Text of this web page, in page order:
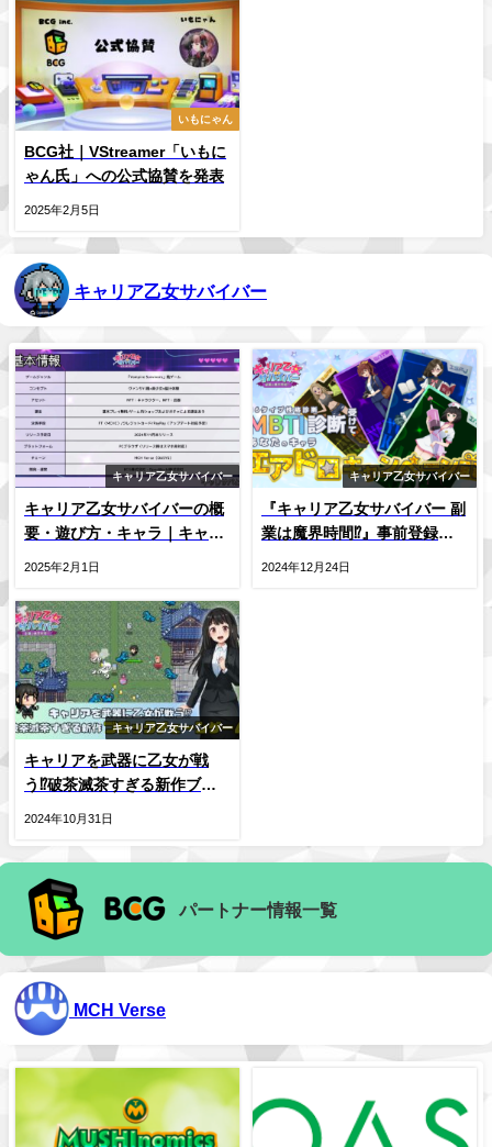
いもにゃん
BCG社｜VStreamer「いもに
ゃん氏」への公式協賛を発表
2025年2月5日
キャリア乙女サバイバー
キャリア乙女サバイバー
キャリア乙女サバイバーの概
要・遊び方・キャラ｜キャリ
2025年2月1日
キャリア乙女サバイバー
『キャリア乙女サバイバー 副
業は魔界時間⁉』事前登録キ
2024年12月24日
キャリア乙女サバイバー
キャリアを武器に乙女が戦
う⁉破茶滅茶すぎる新作ブロ
ム概要の紹介
2024年10月31日
パートナー情報一覧
MCH Verse